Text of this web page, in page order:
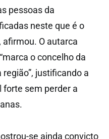
pessoas da
neste que é o
afirmou. O autarca
o concelho da
justificando a
sem perder a
se ainda convicto